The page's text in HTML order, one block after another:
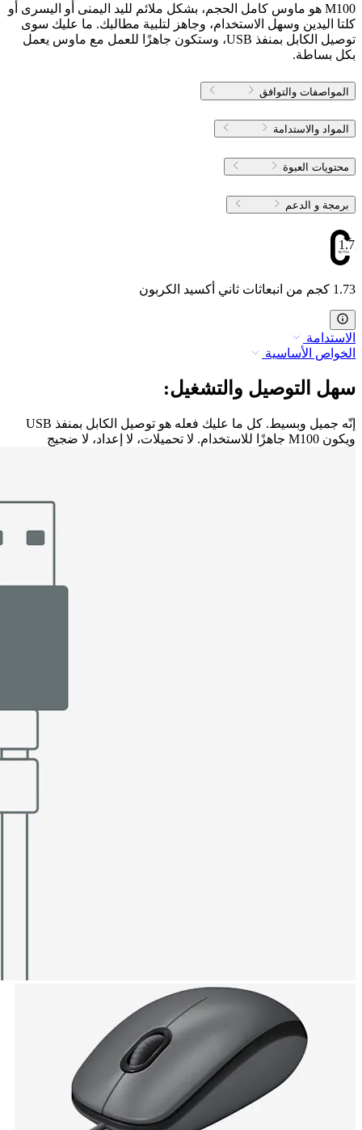
M100 هو ماوس كامل الحجم، بشكل ملائم لليد اليمنى أو اليسرى أو
كلتا اليدين وسهل الاستخدام، وجاهز لتلبية مطالبك. ما عليك سوى
توصيل الكابل بمنفذ USB، وستكون جاهزًا للعمل مع ماوس يعمل
بكل بساطة.
المواصفات والتوافق
المواد والاستدامة
محتويات العبوة
برمجة و الدعم
1.73
1.73 كجم من انبعاثات ثاني أكسيد الكربون
الاستدامة
الخواص الأساسية
سهل التوصيل والتشغيل:
إنّه جميل وبسيط. كل ما عليك فعله هو توصيل الكابل بمنفذ USB
ويكون M100 جاهزًا للاستخدام. لا تحميلات، لا إعداد، لا ضجيج